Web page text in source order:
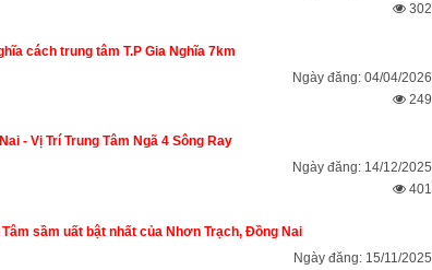
302
cách trung tâm T.P Gia Nghĩa 7km
Ngày đăng: 04/04/2026
249
- Vị Trí Trung Tâm Ngã 4 Sông Ray
Ngày đăng: 14/12/2025
401
sầm uất bật nhất của Nhơn Trạch, Đồng Nai
Ngày đăng: 15/11/2025